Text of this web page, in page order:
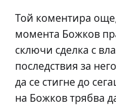
Той коментира
момента Божков
сключи сделка с
последствия за
да се стигне до
на Божков трябва